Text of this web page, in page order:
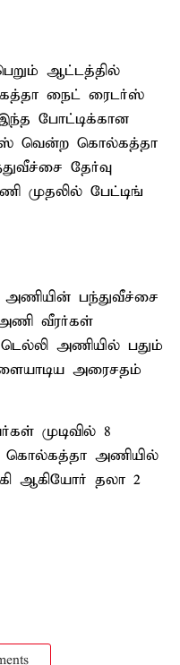
ஆட்டத்தில்
நைட் ரைடர்ஸ்
போட்டிக்கான
வென்ற கொல்கத்தா
தேர்வு
முதலில் பேட்டிங்
பந்துவீச்சை
அணி வீரர்கள்
அணியில் பதும்
அரைசதம்
முடிவில் 8
கொல்கத்தா அணியில்
ஆகியோர் தலா 2